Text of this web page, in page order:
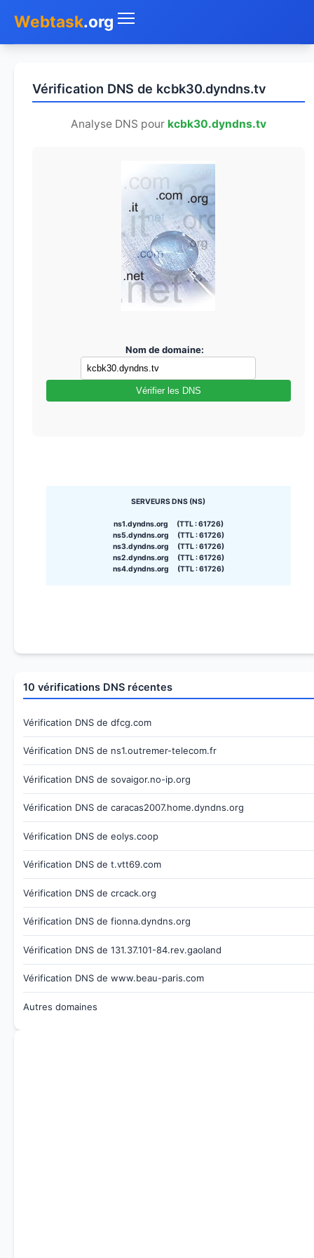
Webtask.org
Whois
Vérification DNS de kcbk30.dyndns.tv
Analyse DNS pour kcbk30.dyndns.tv
Nom de domaine:
Vérifier les DNS
SERVEURS DNS (NS)
ns1.dyndns.org (TTL : 61726)
ns5.dyndns.org (TTL : 61726)
ns3.dyndns.org (TTL : 61726)
ns2.dyndns.org (TTL : 61726)
ns4.dyndns.org (TTL : 61726)
10 vérifications DNS récentes
Vérification DNS de dfcg.com
Vérification DNS de ns1.outremer-telecom.fr
Vérification DNS de sovaigor.no-ip.org
Vérification DNS de caracas2007.home.dyndns.org
Vérification DNS de eolys.coop
Vérification DNS de t.vtt69.com
Vérification DNS de crcack.org
Vérification DNS de fionna.dyndns.org
Vérification DNS de 131.37.101-84.rev.gaoland
Vérification DNS de www.beau-paris.com
Autres domaines